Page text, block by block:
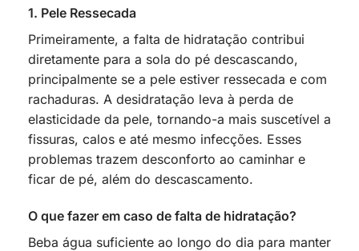
1. Pele Ressecada
Primeiramente, a falta de hidratação contribui
diretamente para a sola do pé descascando,
principalmente se a pele estiver ressecada e com
rachaduras. A desidratação leva à perda de
elasticidade da pele, tornando-a mais suscetível a
fissuras, calos e até mesmo infecções. Esses
problemas trazem desconforto ao caminhar e
ficar de pé, além do descascamento.
O que fazer em caso de falta de hidratação?
Beba água suficiente ao longo do dia para manter